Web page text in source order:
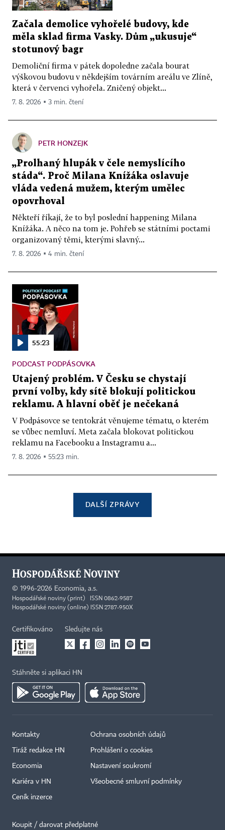
Začala demolice vyhořelé budovy, kde
měla sklad firma Vasky. Dům „ukusuje“
stotunový bagr
Demoliční firma v pátek dopoledne začala bourat
výškovou budovu v někdejším továrním areálu ve Zlíně,
která v červenci vyhořela. Zničený objekt...
7. 8. 2026 ▪ 3 min. čtení
PETR HONZEJK
„Prolhaný hlupák v čele nemyslícího
stáda“. Proč Milana Knížáka oslavuje
vláda vedená mužem, kterým umělec
opovrhoval
Někteří říkají, že to byl poslední happening Milana
Knížáka. A něco na tom je. Pohřeb se státními poctami
organizovaný těmi, kterými slavný...
7. 8. 2026 ▪ 4 min. čtení
55:23
PODCAST PODPÁSOVKA
Utajený problém. V Česku se chystají
první volby, kdy sítě blokují politickou
reklamu. A hlavní oběť je nečekaná
V Podpásovce se tentokrát věnujeme tématu, o kterém
se vůbec nemluví. Meta začala blokovat politickou
reklamu na Facebooku a Instagramu a...
7. 8. 2026 ▪ 55:23 min.
DALŠÍ ZPRÁVY
© 1996-2026 Economia, a.s.
Hospodářské noviny (print) ISSN 0862-9587
Hospodářské noviny (online) ISSN 2787-950X
Certifikováno Sledujte nás
Stáhněte si aplikaci HN
Kontakty
Tiráž redakce HN
Economia
Kariéra v HN
Ceník inzerce
Ochrana osobních údajů
Prohlášení o cookies
Nastavení soukromí
Všeobecné smluvní podmínky
Koupit / darovat předplatné